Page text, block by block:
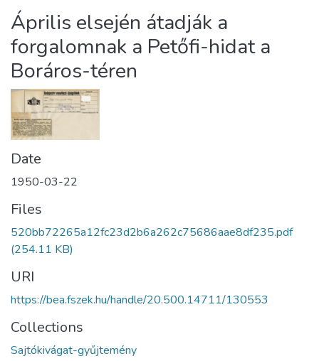
Statistics
About us
Április elsején átadják a
forgalomnak a Petőfi-hidat a
Boráros-téren
Date
1950-03-22
Files
520bb72265a12fc23d2b6a262c75686aae8df235.pdf
(254.11 KB)
URI
https://bea.fszek.hu/handle/20.500.14711/130553
Collections
Sajtókivágat-gyűjtemény